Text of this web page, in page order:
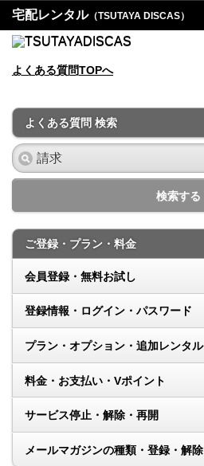
宅配レンタル（TSUTAYA DISCAS）
よくある質問TOPへ
よくある質問 検索
検索する
ご登録・プラン・料金
会員登録・無料お試し
登録情報・ログイン・パスワード
プラン・オプション・追加レンタル
料金・お支払い・Vポイント
サービス停止・解除・再開
メールマガジンの種類・登録・解除